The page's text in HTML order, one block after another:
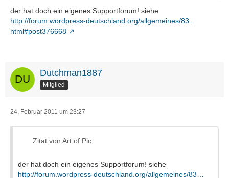
der hat doch ein eigenes Supportforum! siehe
http://forum.wordpress-deutschland.org/allgemeines/83…
html#post376668
Dutchman1887
Mitglied
24. Februar 2011 um 23:27
Zitat von Art of Pic
der hat doch ein eigenes Supportforum! siehe
http://forum.wordpress-deutschland.org/allgemeines/83…